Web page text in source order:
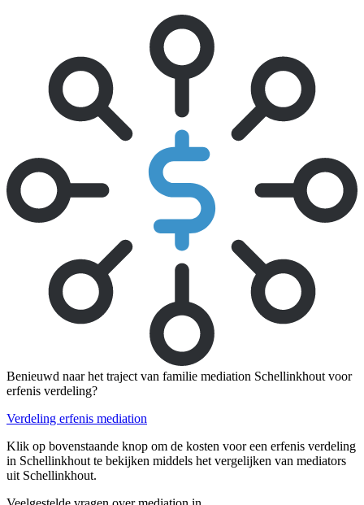
Benieuwd naar het traject van familie mediation Schellinkhout voor
erfenis verdeling?
Verdeling erfenis mediation
Klik op bovenstaande knop om de kosten voor een erfenis verdeling
in Schellinkhout te bekijken middels het vergelijken van mediators
uit Schellinkhout.